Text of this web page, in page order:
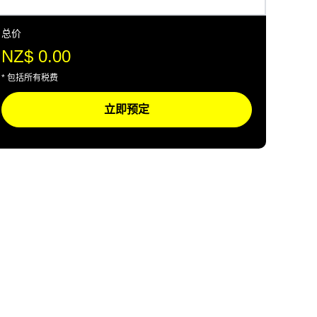
总价
NZ$ 0.00
* 包括所有税费
立即预定